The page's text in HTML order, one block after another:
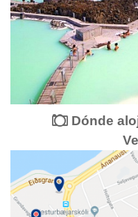
Dónde